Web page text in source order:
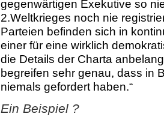
gegenwärtigen Exekutive so
2.Weltkrieges noch nie
Parteien befinden sich in
einer für eine wirklich
die Details der Charta
begreifen sehr genau, dass in
niemals gefordert haben.“
Ein Beispiel ?